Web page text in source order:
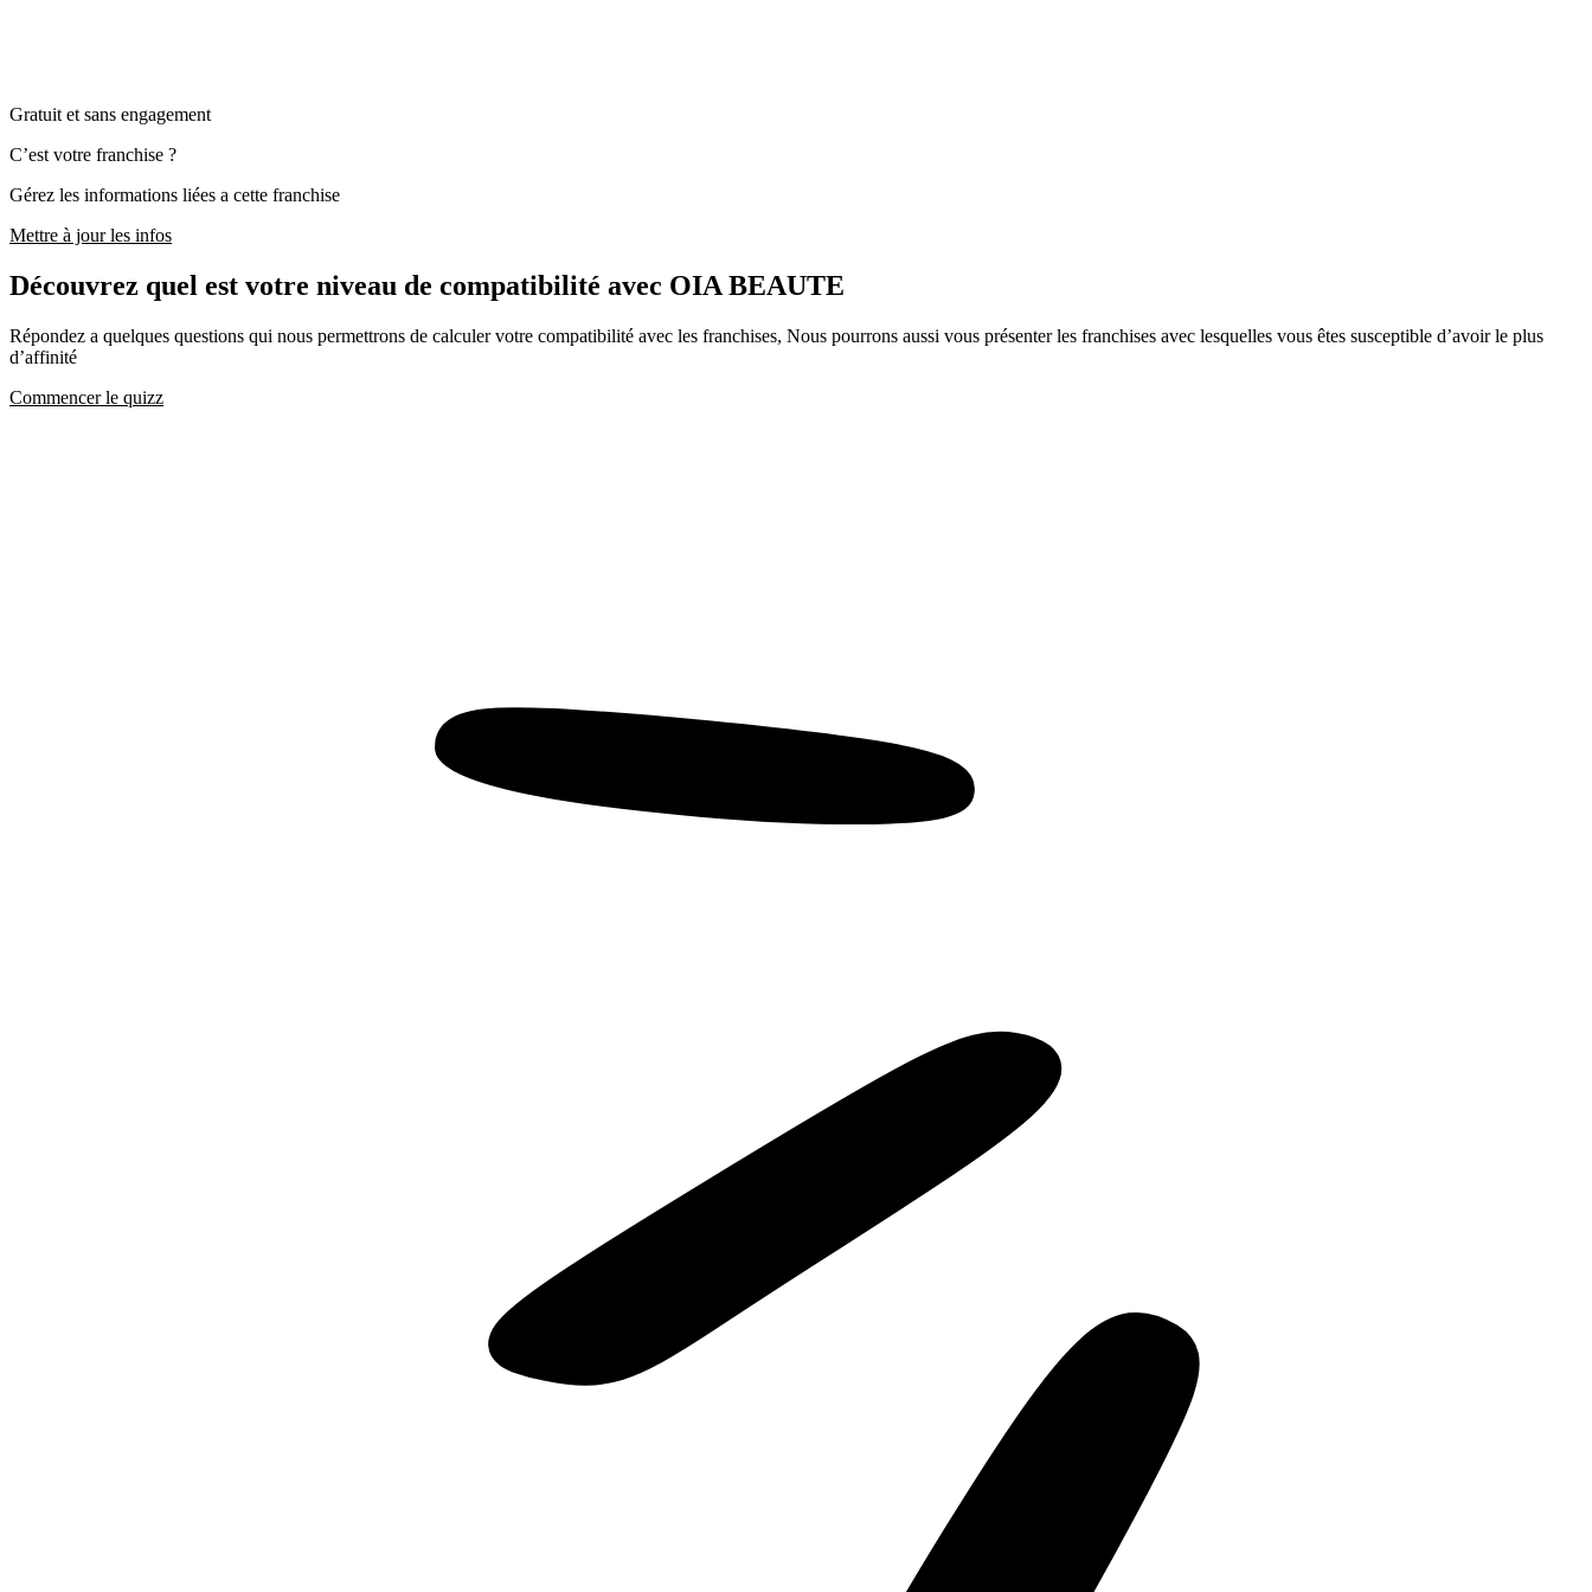
Gratuit et sans engagement
C’est votre franchise ?
Gérez les informations liées a cette franchise
Mettre à jour les infos
Découvrez quel est votre niveau de compatibilité avec OIA BEAUTE
Répondez a quelques questions qui nous permettrons de calculer votre compatibilité avec les franchises, Nous pourrons aussi vous présenter les franchises avec lesquelles vous êtes susceptible d’avoir le plus
d’affinité
Commencer le quizz